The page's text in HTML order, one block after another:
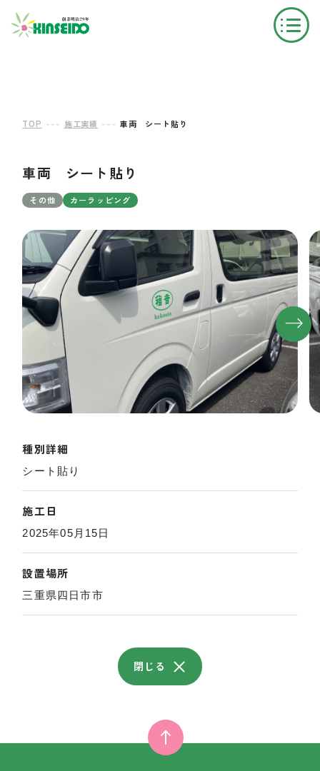
TOP --- 施工実績 --- 車両 シート貼り
車両 シート貼り
その他 カーラッピング
種別詳細
シート貼り
施工日
2025年05月15日
設置場所
三重県四日市市
閉じる